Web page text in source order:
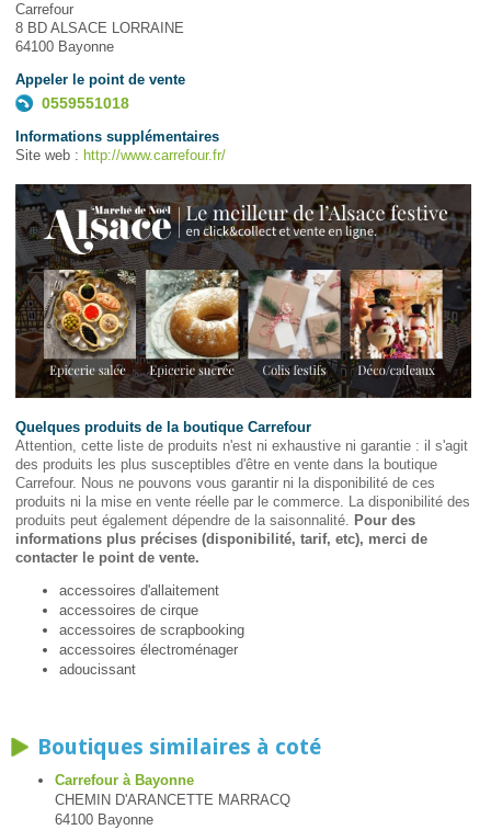
Carrefour
8 BD ALSACE LORRAINE
64100 Bayonne
Appeler le point de vente
0559551018
Informations supplémentaires
Site web : http://www.carrefour.fr/
Quelques produits de la boutique Carrefour
Attention, cette liste de produits n'est ni exhaustive ni garantie : il s'agit
des produits les plus susceptibles d'être en vente dans la boutique
Carrefour. Nous ne pouvons vous garantir ni la disponibilité de ces
produits ni la mise en vente réelle par le commerce. La disponibilité des
produits peut également dépendre de la saisonnalité. Pour des
informations plus précises (disponibilité, tarif, etc), merci de
contacter le point de vente.
accessoires d'allaitement
accessoires de cirque
accessoires de scrapbooking
accessoires électroménager
adoucissant
Boutiques similaires à coté
Carrefour à Bayonne
CHEMIN D'ARANCETTE MARRACQ
64100 Bayonne